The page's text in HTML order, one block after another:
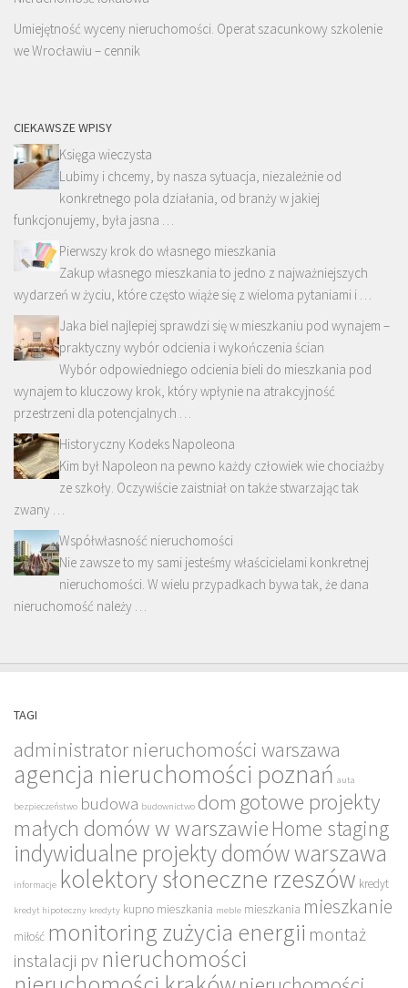
Umiejętność wyceny nieruchomości. Operat szacunkowy szkolenie
we Wrocławiu – cennik
CIEKAWSZE WPISY
Księga wieczysta
Lubimy i chcemy, by nasza sytuacja, niezależnie od
konkretnego pola działania, od branży w jakiej
funkcjonujemy, była jasna …
Pierwszy krok do własnego mieszkania
Zakup własnego mieszkania to jedno z najważniejszych
wydarzeń w życiu, które często wiąże się z wieloma pytaniami i …
Jaka biel najlepiej sprawdzi się w mieszkaniu pod wynajem –
praktyczny wybór odcienia i wykończenia ścian
Wybór odpowiedniego odcienia bieli do mieszkania pod
wynajem to kluczowy krok, który wpłynie na atrakcyjność
przestrzeni dla potencjalnych …
Historyczny Kodeks Napoleona
Kim był Napoleon na pewno każdy człowiek wie chociażby
ze szkoły. Oczywiście zaistniał on także stwarzając tak
zwany …
Współwłasność nieruchomości
Nie zawsze to my sami jesteśmy właścicielami konkretnej
nieruchomości. W wielu przypadkach bywa tak, że dana
nieruchomość należy …
TAGI
administrator nieruchomości warszawa
agencja nieruchomości poznań auta
bezpieczeństwo budowa budownictwo dom gotowe projekty
małych domów w warszawie Home staging
indywidualne projekty domów warszawa
informacje kolektory słoneczne rzeszów kredyt
kredyt hipoteczny kredyty kupno mieszkania meble mieszkania mieszkanie
miłość monitoring zużycia energii montaż
instalacji pv nieruchomości